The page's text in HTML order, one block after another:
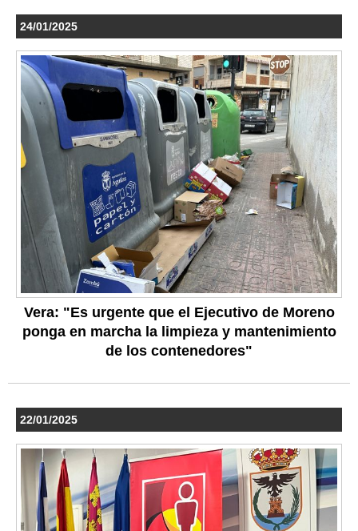
24/01/2025
Vera: "Es urgente que el Ejecutivo de Moreno
ponga en marcha la limpieza y mantenimiento
de los contenedores"
22/01/2025